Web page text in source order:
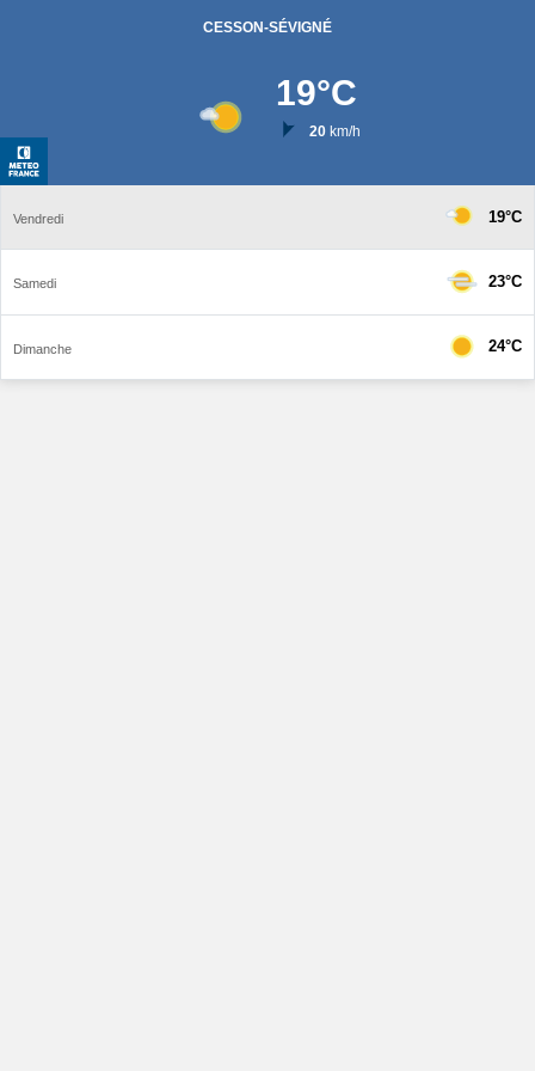
CESSON-SÉVIGNÉ
19°C
20km/h
Vendredi 19°C
Samedi 23°C
Dimanche 24°C